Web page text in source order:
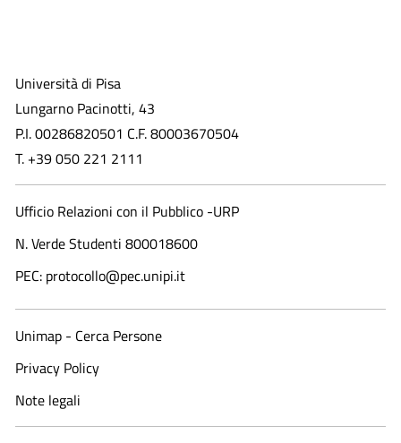
Università di Pisa
Lungarno Pacinotti, 43
P.I. 00286820501 C.F. 80003670504
T. +39 050 221 2111
Ufficio Relazioni con il Pubblico -URP
N. Verde Studenti 800018600​
PEC: protocollo@pec.unipi.it
Unimap - Cerca Persone
Privacy Policy
Note legali